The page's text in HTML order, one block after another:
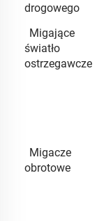
drogowego
Migające
światło
ostrzegawcze
Migacze
obrotowe